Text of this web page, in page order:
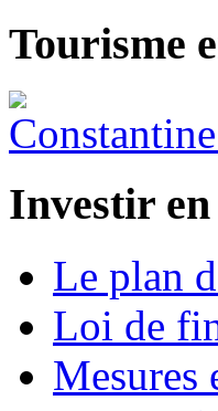
Tourisme
Investir
Le plan
Loi de
Mesures